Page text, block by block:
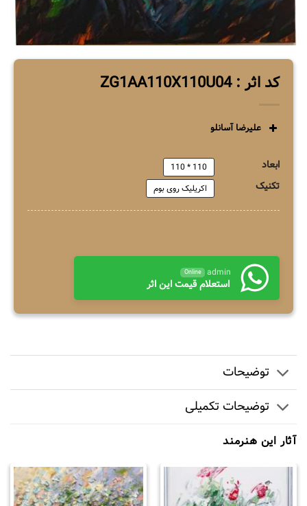
کد اثر : ZG1AA110X110U04
علیرضا آسانلو
ابعاد 110 * 110
تکنیک اکریلیک روی بوم
admin
Online
استعلام قیمت این اثر
توضیحات
توضیحات تکمیلی
آثار این هنرمند